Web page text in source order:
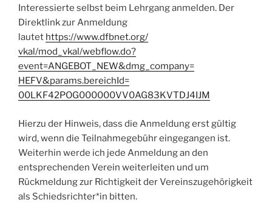
Interessierte selbst beim Lehrgang anmelden. Der
Direktlink zur Anmeldung
lautet https://www.dfbnet.org/
vkal/mod_vkal/webflow.do?
event=ANGEBOT_NEW&dmg_company=
HEFV&params.bereichId=
00LKF42POG000000VV0AG83KVTDJ4IJM
Hierzu der Hinweis, dass die Anmeldung erst gültig
wird, wenn die Teilnahmegebühr eingegangen ist.
Weiterhin werde ich jede Anmeldung an den
entsprechenden Verein weiterleiten und um
Rückmeldung zur Richtigkeit der Vereinszugehörigkeit
als Schiedsrichter*in bitten.